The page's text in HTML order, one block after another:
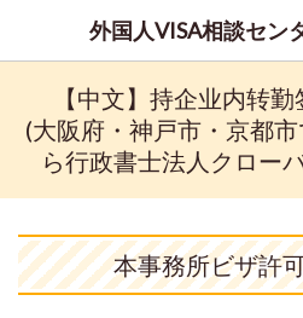
外国人VISA相談セン
【中文】持企业内转
(大阪府・神戸市・京都
ら行政書士法人クロー
本事務所ビザ許